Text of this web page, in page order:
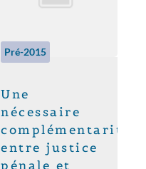
Pré-2015
Une
nécessaire
complémentarité
entre justice
pénale et